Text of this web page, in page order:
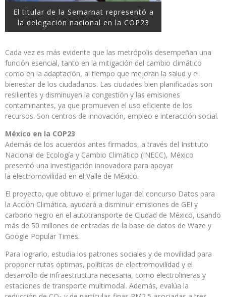
El titular de la Semarnat representó a
la delegación nacional en la COP23
Cada vez es más evidente que las metrópolis desempeñan una
función esencial, tanto en la mitigación del cambio climático
como en la adaptación, al tiempo que mejoran la salud y el
bienestar de los ciudadanos. Las ciudades bien planificadas son
resilientes y disminuyen la congestión y las emisiones
contaminantes, ya que promueven el uso eficiente de los
recursos. Son centros de innovación, empleo e interacción social.
México en la COP23
Además de los acuerdos antes firmados, a través del Instituto
Nacional de Ecología y Cambio Climático (INECC), México
presentó una investigación innovadora para apoyar
la electromovilidad en el Valle de México.
El proyecto, que obtuvo el primer lugar del concurso Datos para
la Acción Climática, ayudará a disminuir emisiones de GEI y
carbono negro en el autotransporte de Ciudad de México, usando
más de 50 millones de entradas de la base de datos de Waze y
Google Popular Times.
Para lograrlo, estudia los patrones sociales y de movilidad para
proponer rutas óptimas, políticas de electromovilidad y el
desarrollo de infraestructura necesaria, como electrolineras y
estaciones de transporte multimodal. Además, evalúa la